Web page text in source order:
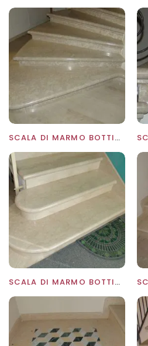
SCALA DI MARMO BOTTICINO FIORITO
SCALA DI MARMO BOTTICINO LUCIDO